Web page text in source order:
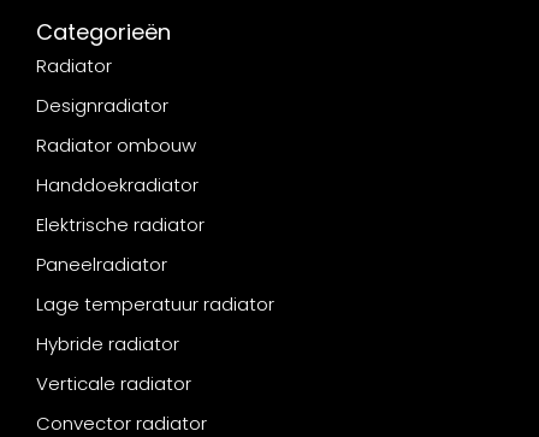
Categorieën
Radiator
Designradiator
Radiator ombouw
Handdoekradiator
Elektrische radiator
Paneelradiator
Lage temperatuur radiator
Hybride radiator
Verticale radiator
Convector radiator